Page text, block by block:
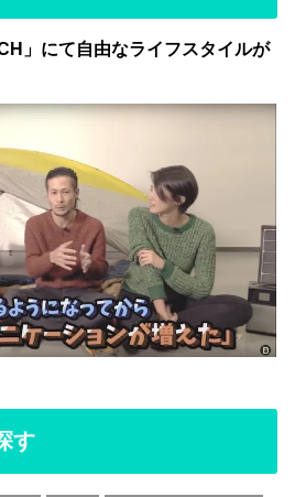
」にて自由なライフスタイルが
す